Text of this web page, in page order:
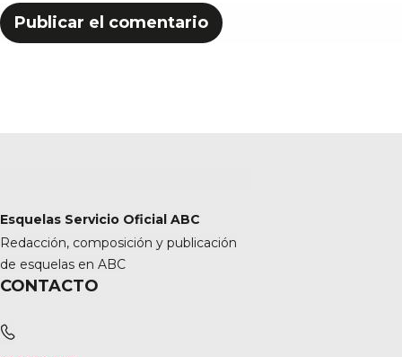
Esquelas Servicio Oficial ABC
Redacción, composición y publicación
de esquelas en ABC
CONTACTO